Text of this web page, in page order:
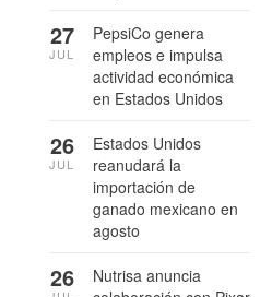
PepsiCo genera
empleos e impulsa
actividad económica
en Estados Unidos
27
JUL
Estados Unidos
reanudará la
importación de
ganado mexicano en
agosto
26
JUL
Nutrisa anuncia
26